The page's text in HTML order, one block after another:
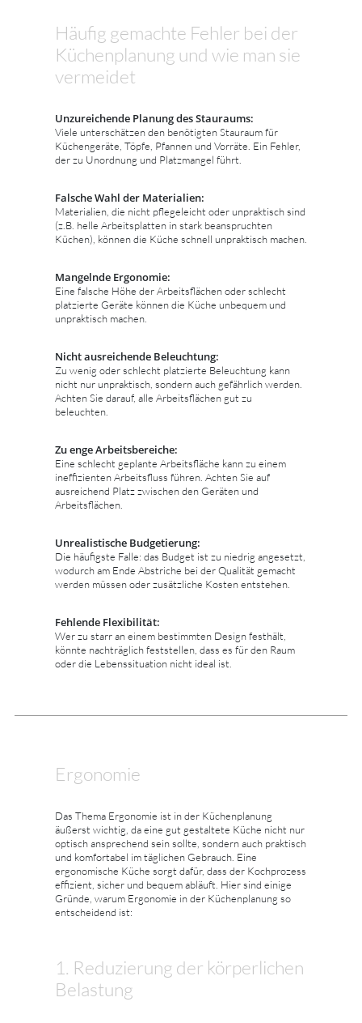
Häufig gemachte Fehler bei der
Küchenplanung und wie man sie
vermeidet
Unzureichende Planung des Stauraums:
Viele unterschätzen den benötigten Stauraum für
Küchengeräte, Töpfe, Pfannen und Vorräte. Ein Fehler,
der zu Unordnung und Platzmangel führt.
Falsche Wahl der Materialien:
Materialien, die nicht pflegeleicht oder unpraktisch sind
(z.B. helle Arbeitsplatten in stark beanspruchten
Küchen), können die Küche schnell unpraktisch machen.
Mangelnde Ergonomie:
Eine falsche Höhe der Arbeitsflächen oder schlecht
platzierte Geräte können die Küche unbequem und
unpraktisch machen.
Nicht ausreichende Beleuchtung:
Zu wenig oder schlecht platzierte Beleuchtung kann
nicht nur unpraktisch, sondern auch gefährlich werden.
Achten Sie darauf, alle Arbeitsflächen gut zu
beleuchten.
Zu enge Arbeitsbereiche:
Eine schlecht geplante Arbeitsfläche kann zu einem
ineffizienten Arbeitsfluss führen. Achten Sie auf
ausreichend Platz zwischen den Geräten und
Arbeitsflächen.
Unrealistische Budgetierung:
Die häufigste Falle: das Budget ist zu niedrig angesetzt,
wodurch am Ende Abstriche bei der Qualität gemacht
werden müssen oder zusätzliche Kosten entstehen.
Fehlende Flexibilität:
Wer zu starr an einem bestimmten Design festhält,
könnte nachträglich feststellen, dass es für den Raum
oder die Lebenssituation nicht ideal ist.
Ergonomie
Das Thema Ergonomie ist in der Küchenplanung
äußerst wichtig, da eine gut gestaltete Küche nicht nur
optisch ansprechend sein sollte, sondern auch praktisch
und komfortabel im täglichen Gebrauch. Eine
ergonomische Küche sorgt dafür, dass der Kochprozess
effizient, sicher und bequem abläuft. Hier sind einige
Gründe, warum Ergonomie in der Küchenplanung so
entscheidend ist:
1. Reduzierung der körperlichen
Belastung